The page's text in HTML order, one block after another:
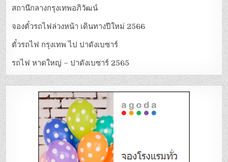
สถานีกลางกรุงเทพอภิวัฒน์
จองตั๋วรถไฟล่วงหน้า เดินทางปีใหม่ 2566
ตั๋วรถไฟ กรุงเทพ ไป ปาดังเบซาร์
รถไฟ หาดใหญ่ – ปาดังเบซาร์ 2565